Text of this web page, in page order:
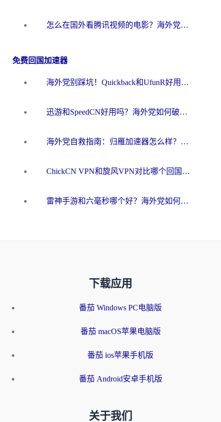
怎么在国外看腾讯视频的电影？海外党亲测有效的回国加速指南
免费回国加速器
海外党别踩坑！Quickback和UfunR好用吗？选对回国加速器才能无缝刷国内资源
迅游和SpeedCN好用吗？海外党如何破解那道看不见的墙
海外党自救指南：归雁加速器怎么样？教你避开坑实现国内资源无缝访问
ChickCN VPN和旋风VPN对比哪个回国效果更好？海外用户的选择困境与出路
雷神手游和六毫秒哪个好？海外党如何真正解锁国内资源
下载应用
番茄 Windows PC电脑版
番茄 macOS苹果电脑版
番茄 ios苹果手机版
番茄 Android安卓手机版
关于我们